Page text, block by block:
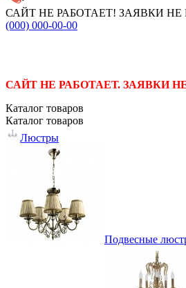
САЙТ НЕ РАБОТАЕТ! ЗАЯВКИ
(000) 000-00-00
САЙТ НЕ РАБОТАЕТ. ЗАЯВКИ
Каталог товаров
Каталог товаров
Люстры
Подвесные